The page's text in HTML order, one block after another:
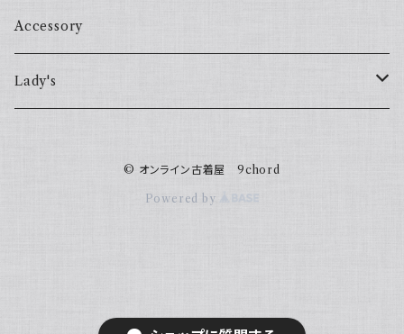
Accessory
Lady's
© オンライン古着屋 9chord
Powered by